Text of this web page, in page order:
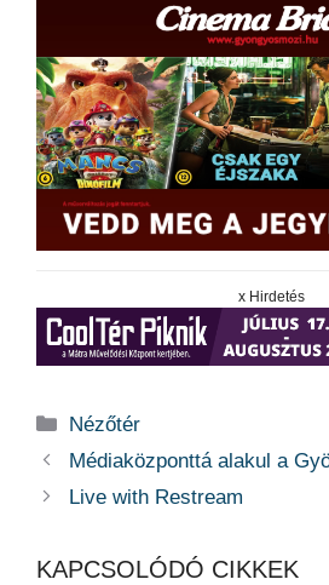
x Hirdetés
Kategória
Nézőtér
Médiaközponttá alakul a
Live with Restream
KAPCSOLÓDÓ CIKKEK